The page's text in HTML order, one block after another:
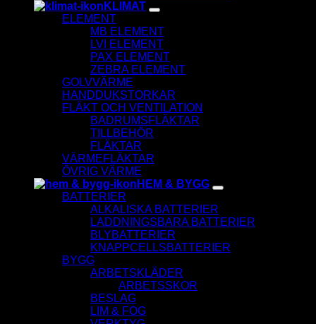
KLIMAT
ELEMENT
MB ELEMENT
LVI ELEMENT
PAX ELEMENT
ZEBRA ELEMENT
GOLVVÄRME
HANDDUKSTORKAR
FLÄKT OCH VENTILATION
BADRUMSFLÄKTAR
TILLBEHÖR
FLÄKTAR
VÄRMEFLÄKTAR
ÖVRIG VÄRME
HEM & BYGG
BATTERIER
ALKALISKA BATTERIER
LADDNINGSBARA BATTERIER
BLYBATTERIER
KNAPPCELLSBATTERIER
BYGG
ARBETSKLÄDER
ARBETSSKOR
BESLAG
LIM & FOG